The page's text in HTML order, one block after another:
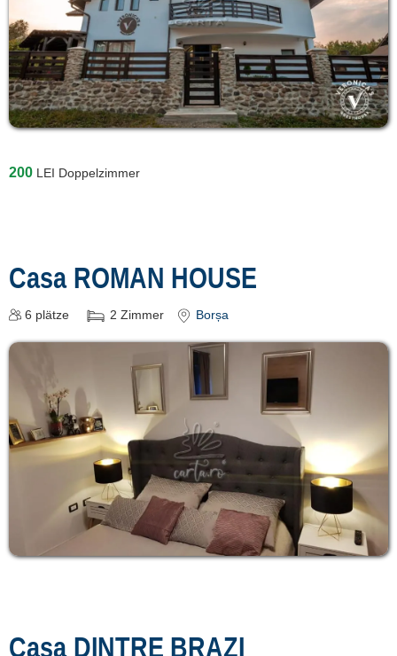
200 LEI Doppelzimmer
Casa ROMAN HOUSE
6 plätze 2 Zimmer Borșa
Casa DINTRE BRAZI